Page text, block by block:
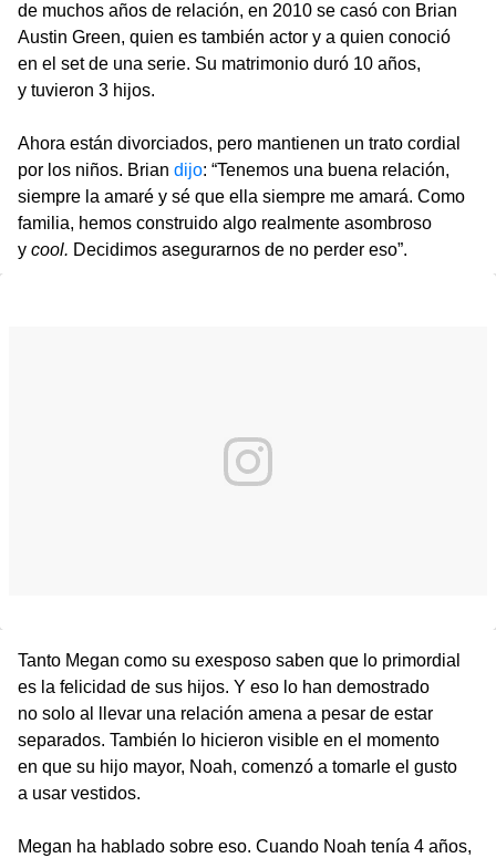
de muchos años de relación, en 2010 se casó con Brian
Austin Green, quien es también actor y a quien conoció
en el set de una serie. Su matrimonio duró 10 años,
y tuvieron 3 hijos.
Ahora están divorciados, pero mantienen un trato cordial
por los niños. Brian dijo: “Tenemos una buena relación,
siempre la amaré y sé que ella siempre me amará. Como
familia, hemos construido algo realmente asombroso
y cool. Decidimos asegurarnos de no perder eso”.
Tanto Megan como su exesposo saben que lo primordial
es la felicidad de sus hijos. Y eso lo han demostrado
no solo al llevar una relación amena a pesar de estar
separados. También lo hicieron visible en el momento
en que su hijo mayor, Noah, comenzó a tomarle el gusto
a usar vestidos.
Megan ha hablado sobre eso. Cuando Noah tenía 4 años,